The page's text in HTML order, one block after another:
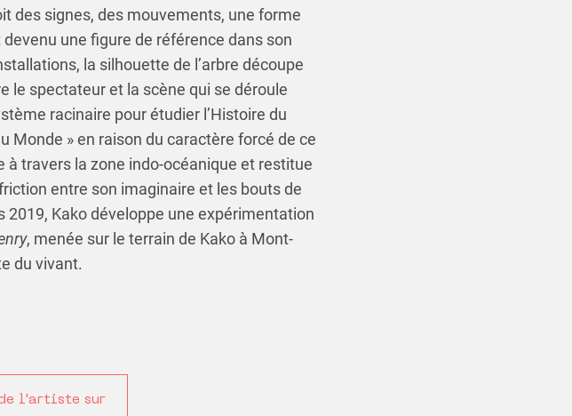
des signes, des mouvements, une forme
devenu une figure de référence dans son
la silhouette de l’arbre découpe
le spectateur et la scène qui se déroule
racinaire pour étudier l’Histoire du
Monde » en raison du caractère forcé de ce
travers la zone indo-océanique et restitue
entre son imaginaire et les bouts de
Kako développe une expérimentation
, menée sur le terrain de Kako à Mont-
du vivant.
l'artiste sur